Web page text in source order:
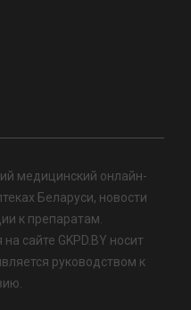
медицинский онлайн-
Беларуси, новости
к препаратам.
сайте GKPD.BY носит
руководством к